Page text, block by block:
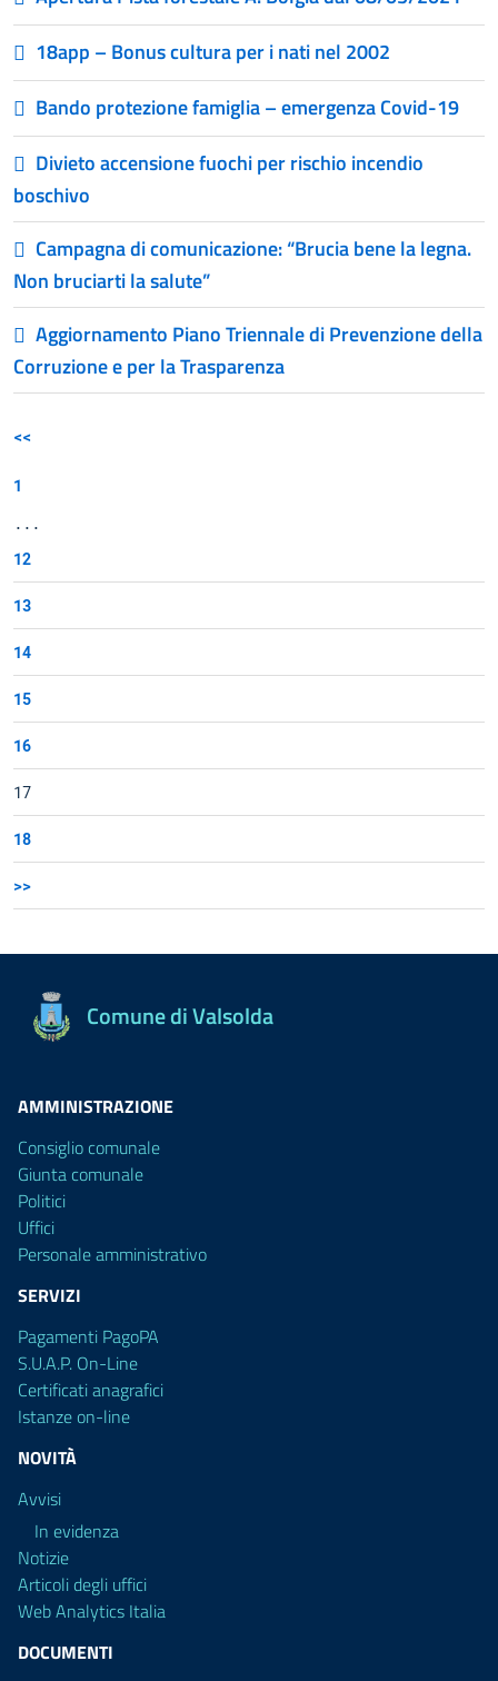
18app – Bonus cultura per i nati nel 2002
Bando protezione famiglia – emergenza Covid-19
Divieto accensione fuochi per rischio incendio
boschivo
Campagna di comunicazione: “Brucia bene la legna.
Non bruciarti la salute”
Aggiornamento Piano Triennale di Prevenzione della
Corruzione e per la Trasparenza
<<
1
...
12
13
14
15
16
17
18
>>
Comune di Valsolda
AMMINISTRAZIONE
Consiglio comunale
Giunta comunale
Politici
Uffici
Personale amministrativo
SERVIZI
Pagamenti PagoPA
S.U.A.P. On-Line
Certificati anagrafici
Istanze on-line
NOVITÀ
Avvisi
In evidenza
Notizie
Articoli degli uffici
Web Analytics Italia
DOCUMENTI